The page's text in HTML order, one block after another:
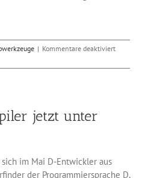
| Kommentare deaktiviertfür
8.0
jetzt unter
im Mai D-Entwickler aus
der Programmiersprache D,